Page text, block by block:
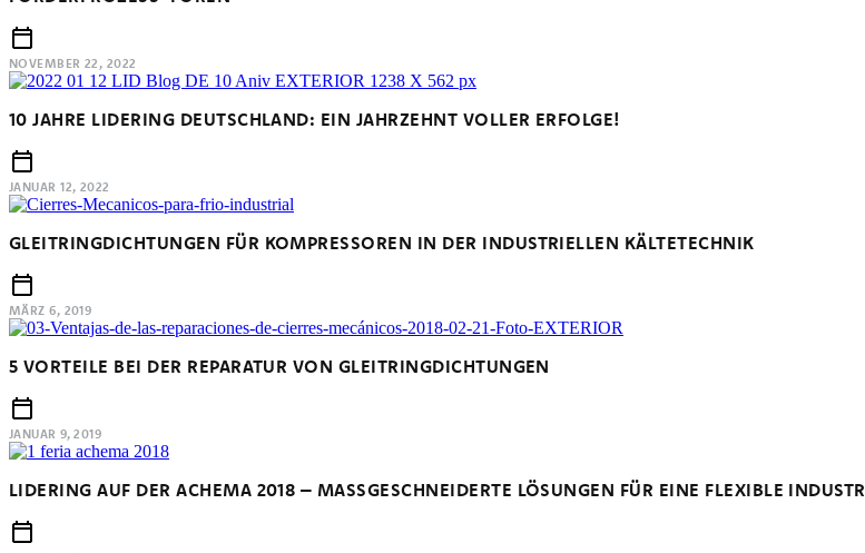
NOVEMBER 22, 2022
10 JAHRE LIDERING DEUTSCHLAND: EIN JAHRZEHNT VOLLER ERFOLGE!
JANUAR 12, 2022
GLEITRINGDICHTUNGEN FÜR KOMPRESSOREN IN DER INDUSTRIELLEN KÄLTETECHNIK
MÄRZ 6, 2019
5 VORTEILE BEI DER REPARATUR VON GLEITRINGDICHTUNGEN
JANUAR 9, 2019
LIDERING AUF DER ACHEMA 2018 – MASSGESCHNEIDERTE LÖSUNGEN FÜR EINE FLEXIBLE INDUSTRI